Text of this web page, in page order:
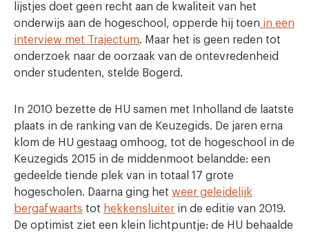
lijstjes doet geen recht aan de kwaliteit van het
onderwijs aan de hogeschool, opperde hij toen in een
interview met Trajectum. Maar het is geen reden tot
onderzoek naar de oorzaak van de ontevredenheid
onder studenten, stelde Bogerd.
In 2010 bezette de HU samen met Inholland de laatste
plaats in de ranking van de Keuzegids. De jaren erna
klom de HU gestaag omhoog, tot de hogeschool in de
Keuzegids 2015 in de middenmoot belandde: een
gedeelde tiende plek van in totaal 17 grote
hogescholen. Daarna ging het weer geleidelijk
bergafwaarts tot hekkensluiter in de editie van 2019.
De optimist ziet een klein lichtpuntje: de HU behaalde